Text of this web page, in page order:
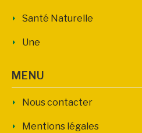
Santé Naturelle
Une
MENU
Nous contacter
Mentions légales